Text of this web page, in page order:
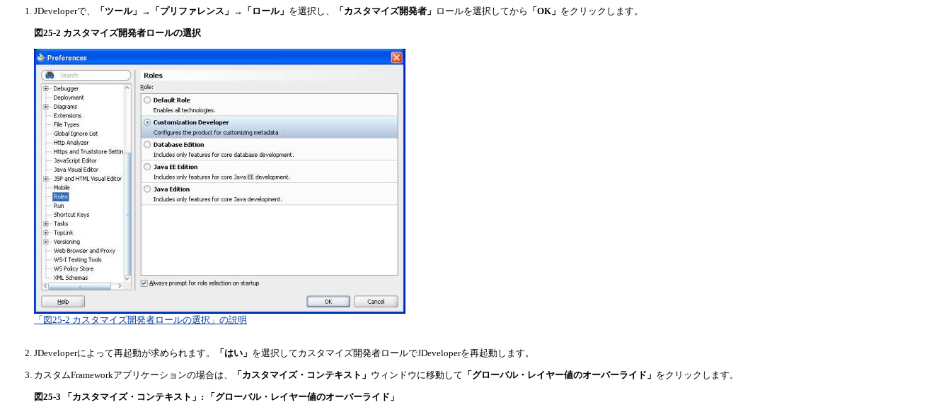
JDeveloperで、 「ツール」 → 「プリファレンス」 → 「ロール」 を選択し、 「カスタマイズ開発者」 ロールを選択してから 「OK」 をクリックします。
図25-2 カスタマイズ開発者ロールの選択
「図25-2 カスタマイズ開発者ロールの選択」の説明
JDeveloperによって再起動が求められます。 「はい」 を選択してカスタマイズ開発者ロールでJDeveloperを再起動します。
カスタムFrameworkアプリケーションの場合は、 「カスタマイズ・コンテキスト」 ウィンドウに移動して 「グローバル・レイヤー値のオーバーライド」 をクリックします。
図25-3 「カスタマイズ・コンテキスト」: 「グローバル・レイヤー値のオーバーライド」